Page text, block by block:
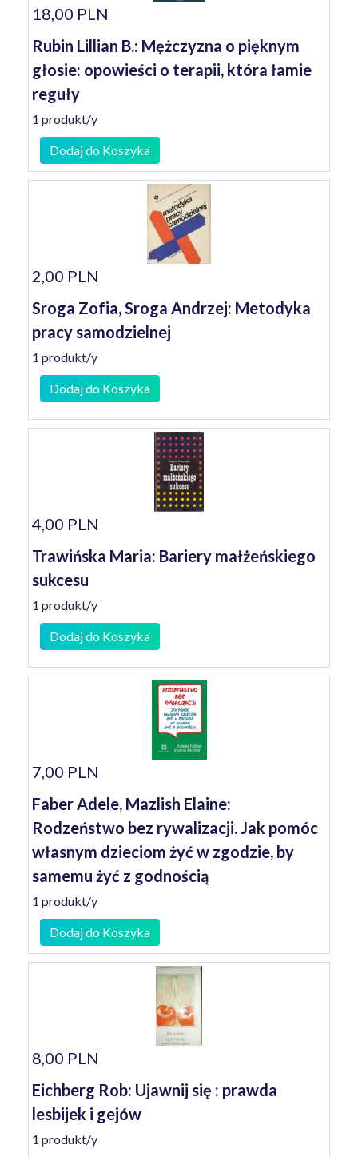
18,00 PLN
Rubin Lillian B.: Mężczyzna o pięknym
głosie: opowieści o terapii, która łamie
reguły
1 produkt/y
Dodaj do Koszyka
2,00 PLN
Sroga Zofia, Sroga Andrzej: Metodyka
pracy samodzielnej
1 produkt/y
Dodaj do Koszyka
4,00 PLN
Trawińska Maria: Bariery małżeńskiego
sukcesu
1 produkt/y
Dodaj do Koszyka
7,00 PLN
Faber Adele, Mazlish Elaine:
Rodzeństwo bez rywalizacji. Jak pomóc
własnym dzieciom żyć w zgodzie, by
samemu żyć z godnością
1 produkt/y
Dodaj do Koszyka
8,00 PLN
Eichberg Rob: Ujawnij się : prawda
lesbijek i gejów
1 produkt/y